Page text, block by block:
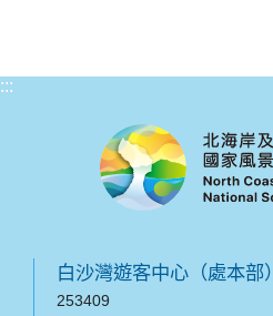
:::
白沙灣遊客中心（處本部）
253409